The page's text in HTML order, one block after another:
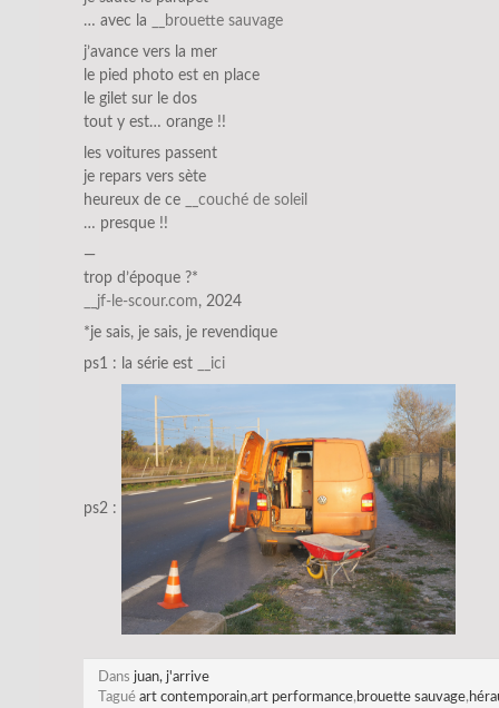
… avec la
__brouette sauvage
j’avance vers la mer
le pied photo est en place
le gilet sur le dos
tout y est… orange !!
les voitures passent
je repars vers sète
heureux de ce
__couché de soleil
… presque !!
—
trop d’époque ?*
__jf-le-scour.com, 2024
*je sais, je sais, je revendique
ps1 : la série est
__ici
ps2 :
Dans juan, j'arrive
Tagué art contemporain,art performance, brouette sauvage,